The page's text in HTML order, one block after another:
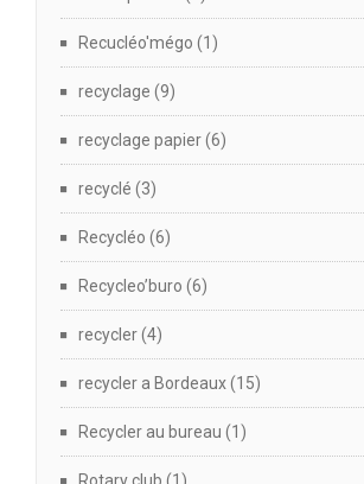
Recucléo'mégo (1)
recyclage (9)
recyclage papier(6)
recyclé (3)
Recycléo (6)
Recycleo’buro (6)
recycler(4)
recycler a Bordeaux(15)
Recycler au bureau (1)